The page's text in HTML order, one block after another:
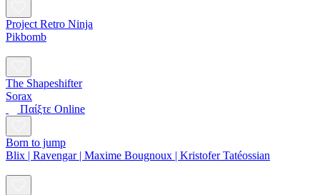
Project Retro Ninja
Pikbomb
The Shapeshifter
Sorax
Παίξτε Online
Born to jump
Blix | Ravengar | Maxime Bougnoux | Kristofer Tatéossian